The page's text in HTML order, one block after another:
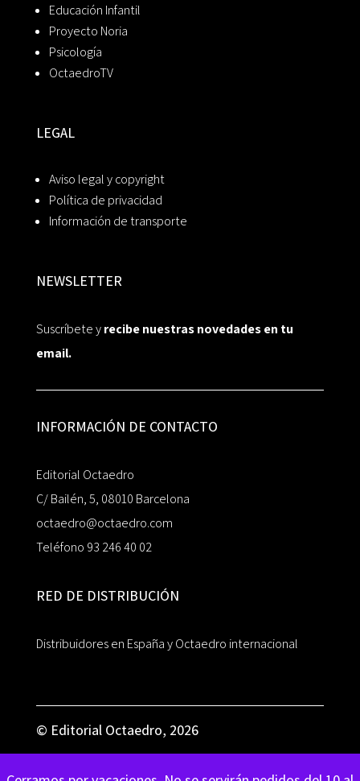
Educación Infantil
Proyecto Noria
Psicología
OctaedroTV
LEGAL
Aviso legal y copyright
Política de privacidad
Información de transporte
NEWSLETTER
Suscríbete yrecibe nuestras novedades en tu
email.
INFORMACIÓN DE CONTACTO
Editorial Octaedro
C/ Bailén, 5, 08010 Barcelona
octaedro@octaedro.com
Teléfono 93 246 40 02
RED DE DISTRIBUCIÓN
Distribuidores en España y Octaedro internacional
© Editorial Octaedro, 2026